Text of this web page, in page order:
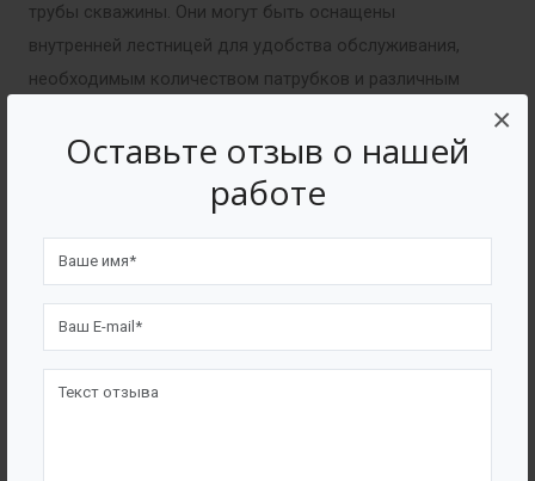
Оставьте отзыв о нашей
работе
×
трубы скважины. Они могут быть оснащены
внутренней лестницей для удобства обслуживания,
необходимым количеством патрубков и различным
Патрубки и трубы различного диаметра (ПП,
Горловины различного диаметра